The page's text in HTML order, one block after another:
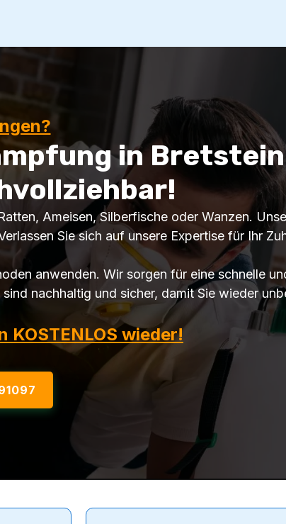
in Bretstein
Ameisen, Silberfische oder Wanzen.
Sie sich auf unsere Expertise für Ihr
anwenden. Wir sorgen für eine schnelle
nachhaltig und sicher, damit Sie wieder
KOSTENLOS wieder!